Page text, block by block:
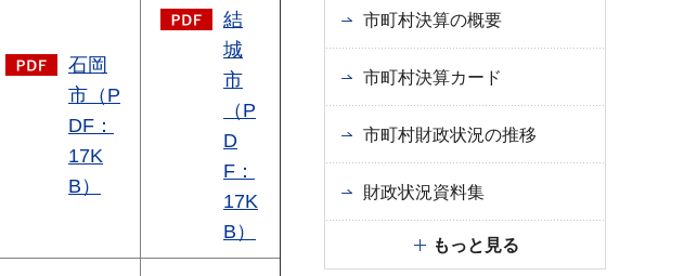
石岡
市（P
DF：
17K
B）
結
城
市
（P
D
F：
17K
B）
市町村決算の概要
市町村決算カード
市町村財政状況の推移
財政状況資料集
もっと見る